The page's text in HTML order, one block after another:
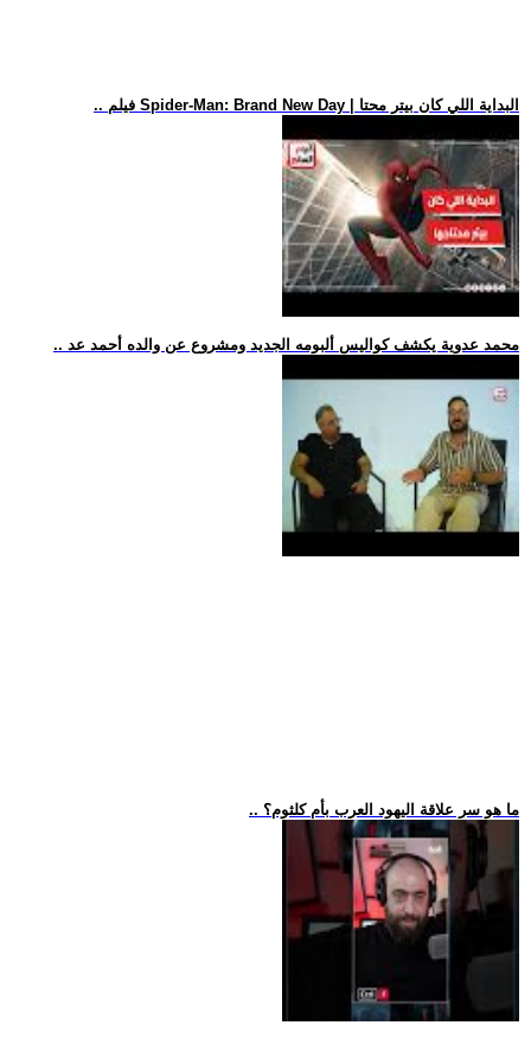
.. فيلم Spider-Man: Brand New Day | البداية اللي كان بيتر محتا
.. محمد عدوية يكشف كواليس ألبومه الجديد ومشروع عن والده أحمد عد
.. ما هو سر علاقة اليهود العرب بأم كلثوم؟